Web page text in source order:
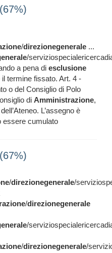
/direzionegenerale ...
/
a pena di esclusione
termine fissato. Art. 4 -
o del Consiglio di Polo
di Amministrazione,
dell’Ateneo. L’assegno è
essere cumulato
/direzionegenerale/
/direzionegenerale
/
/direzionegenerale/